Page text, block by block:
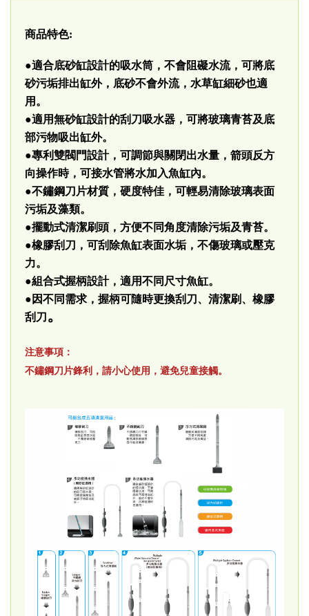
商品特色:
●適合底砂缸設計的吸水筒，不會阻礙水流，可將底
砂污垢排出缸外，底砂不會外流，水草缸細砂也適
用。
●適用無砂缸設計的刮刀吸水器，可將玻璃青苔及底
部污物吸出缸外。
●專利雙閥門設計，可調節與關閉出水量，箭頭反方
向操作時，可接水管將水加入魚缸內。
●不鏽鋼刀片材質，硬度特佳，可輕易清除玻璃表面
污垢及藻類。
●擺動式清潔刷頭，方便不同角度清除污垢及青苔。
●橡膠刮刀，可刮除魚缸表面水垢，不傷玻璃或壓克
力。
●組合式握柄設計，適用不同尺寸魚缸。
●因不同需求，握柄可隨時更換刮刀、清潔刷、橡膠
刮刀 。
注意事項：
不鏽鋼刀片鋒利，請小心使用，避免兒童接觸。